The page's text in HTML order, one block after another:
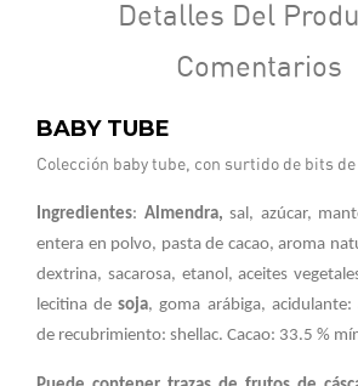
Detalles Del
Comentarios
BABY TUBE
Colección baby tube, con surtido de bits
Ingredientes: Almendra,sal, azúcar,
entera en polvo, pasta de cacao, aroma
dextrina, sacarosa, etanol, aceites
lecitina desoja, goma arábiga,
de recubrimiento: shellac. Cacao: 33.5 %